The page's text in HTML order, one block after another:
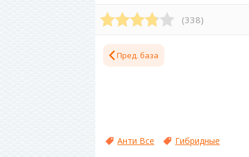
(338)
Пред. база
Анти Все Гибридные